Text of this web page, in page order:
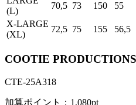
(L)
70,5 73 150
55
X-LARGE
(XL)
72,5 75 155 56,5
COOTIE
CTE-25A318
加算ポイント： 1,080pt